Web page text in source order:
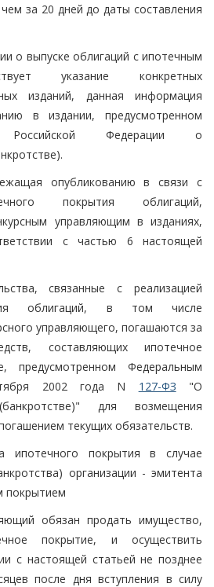
за 20 дней до даты составления
о выпуске облигаций с ипотечным
указание конкретных
изданий, данная информация
в издании, предусмотренном
Российской Федерации о
опубликованию в связи с
покрытия облигаций,
управляющим в изданиях,
с частью 6 настоящей
связанные с реализацией
облигаций, в том числе
управляющего, погашаются за
составляющих ипотечное
предусмотренном Федеральным
2002 года N 127-ФЗ "О
для возмещения
текущих обязательств.
ипотечного покрытия в случае
организации - эмитента
покрытием
обязан продать имущество,
покрытие, и осуществить
с настоящей статьей не позднее
после дня вступления в силу